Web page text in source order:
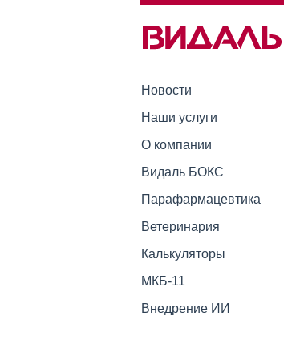
Новости
Наши услуги
О компании
Видаль БОКС
Парафармацевтика
Ветеринария
Калькуляторы
МКБ-11
Внедрение ИИ